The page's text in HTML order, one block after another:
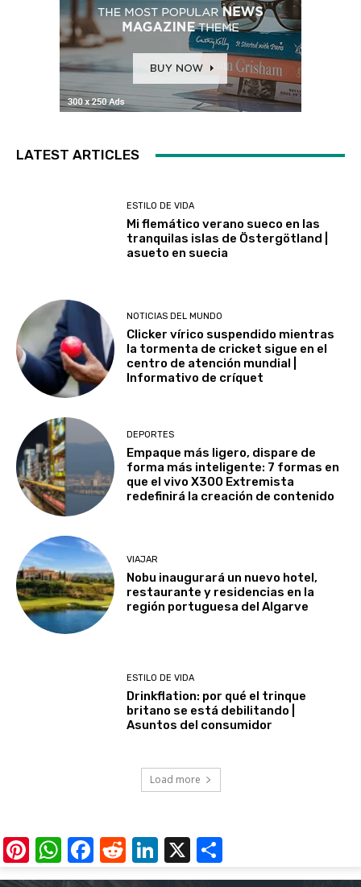
LATEST ARTICLES
ESTILO DE VIDA
Mi flemático verano sueco en las
tranquilas islas de Östergötland |
asueto en suecia
NOTICIAS DEL MUNDO
Clicker vírico suspendido mientras
la tormenta de cricket sigue en el
centro de atención mundial |
Informativo de críquet
DEPORTES
Empaque más ligero, dispare de
forma más inteligente: 7 formas en
que el vivo X300 Extremista
redefinirá la creación de contenido
VIAJAR
Nobu inaugurará un nuevo hotel,
restaurante y residencias en la
región portuguesa del Algarve
ESTILO DE VIDA
Drinkflation: por qué el trinque
britano se está debilitando |
Asuntos del consumidor
Load more
Pinterest
WhatsApp
Facebook
RedditLinkedIn
X